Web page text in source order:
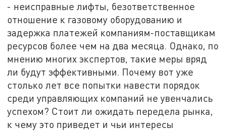
- неисправные лифты, безответственное
отношение к газовому оборудованию и
задержка платежей компаниям-поставщикам
ресурсов более чем на два месяца. Однако, по
мнению многих экспертов, такие меры вряд
ли будут эффективными. Почему вот уже
столько лет все попытки навести порядок
среди управляющих компаний не увенчались
успехом? Стоит ли ожидать передела рынка,
к чему это приведет и чьи интересы